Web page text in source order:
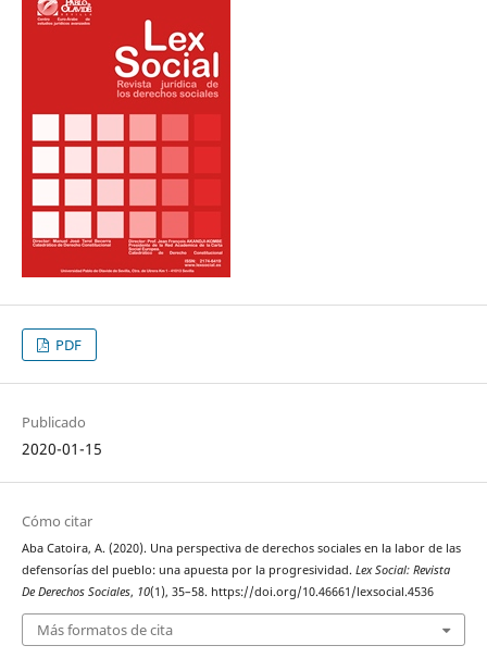
PDF
Publicado
2020-01-15
Cómo citar
Aba Catoira, A. (2020). Una perspectiva de derechos sociales en la labor de las
defensorías del pueblo: una apuesta por la progresividad. Lex Social: Revista
De Derechos Sociales, 10(1), 35–58. https://doi.org/10.46661/lexsocial.4536
Más formatos de cita